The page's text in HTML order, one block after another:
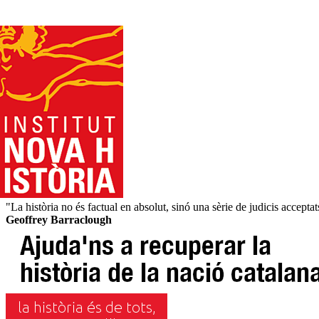
"La història no és factual en absolut, sinó una sèrie de judicis
Geoffrey Barraclough